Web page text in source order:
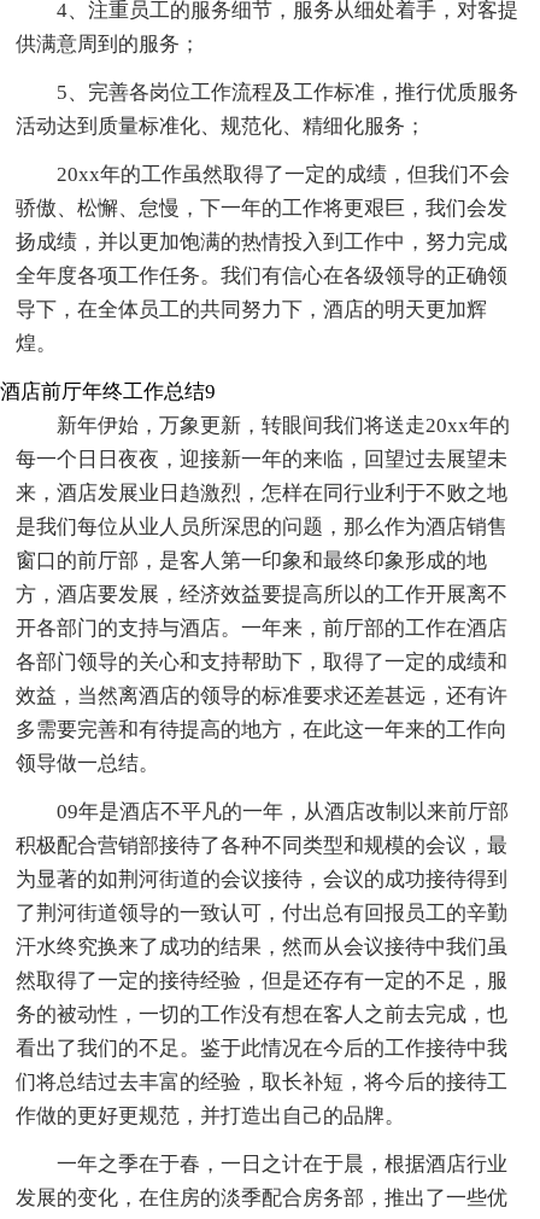
4、注重员工的服务细节，服务从细处着手，对客提
供满意周到的服务；
5、完善各岗位工作流程及工作标准，推行优质服务
活动达到质量标准化、规范化、精细化服务；
20xx年的工作虽然取得了一定的成绩，但我们不会
骄傲、松懈、怠慢，下一年的工作将更艰巨，我们会发
扬成绩，并以更加饱满的热情投入到工作中，努力完成
全年度各项工作任务。我们有信心在各级领导的正确领
导下，在全体员工的共同努力下，酒店的明天更加辉
煌。
酒店前厅年终工作总结9
新年伊始，万象更新，转眼间我们将送走20xx年的
每一个日日夜夜，迎接新一年的来临，回望过去展望未
来，酒店发展业日趋激烈，怎样在同行业利于不败之地
是我们每位从业人员所深思的问题，那么作为酒店销售
窗口的前厅部，是客人第一印象和最终印象形成的地
方，酒店要发展，经济效益要提高所以的工作开展离不
开各部门的支持与酒店。一年来，前厅部的工作在酒店
各部门领导的关心和支持帮助下，取得了一定的成绩和
效益，当然离酒店的领导的标准要求还差甚远，还有许
多需要完善和有待提高的地方，在此这一年来的工作向
领导做一总结。
09年是酒店不平凡的一年，从酒店改制以来前厅部
积极配合营销部接待了各种不同类型和规模的会议，最
为显著的如荆河街道的会议接待，会议的成功接待得到
了荆河街道领导的一致认可，付出总有回报员工的辛勤
汗水终究换来了成功的结果，然而从会议接待中我们虽
然取得了一定的接待经验，但是还存有一定的不足，服
务的被动性，一切的工作没有想在客人之前去完成，也
看出了我们的不足。鉴于此情况在今后的工作接待中我
们将总结过去丰富的经验，取长补短，将今后的接待工
作做的更好更规范，并打造出自己的品牌。
一年之季在于春，一日之计在于晨，根据酒店行业
发展的变化，在住房的淡季配合房务部，推出了一些优